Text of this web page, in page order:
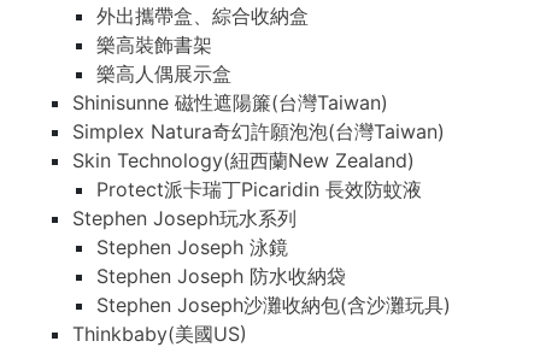
外出攜帶盒、綜合收納盒
樂高裝飾書架
樂高人偶展示盒
Shinisunne 磁性遮陽簾(台灣Taiwan)
Simplex Natura奇幻許願泡泡(台灣Taiwan)
Skin Technology(紐西蘭New Zealand)
Protect派卡瑞丁Picaridin 長效防蚊液
Stephen Joseph玩水系列
Stephen Joseph 泳鏡
Stephen Joseph 防水收納袋
Stephen Joseph沙灘收納包(含沙灘玩具)
Thinkbaby(美國US)